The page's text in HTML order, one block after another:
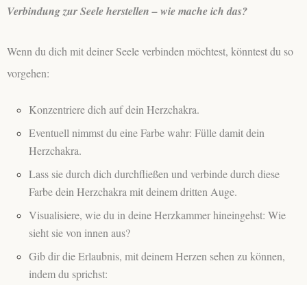
Verbindung zur Seele herstellen – wie mache ich das?
Wenn du dich mit deiner Seele verbinden möchtest, könntest du so
vorgehen:
Konzentriere dich auf dein Herzchakra.
Eventuell nimmst du eine Farbe wahr: Fülle damit dein
Herzchakra.
Lass sie durch dich durchfließen und verbinde durch diese
Farbe dein Herzchakra mit deinem dritten Auge.
Visualisiere, wie du in deine Herzkammer hineingehst: Wie
sieht sie von innen aus?
Gib dir die Erlaubnis, mit deinem Herzen sehen zu können,
indem du sprichst: